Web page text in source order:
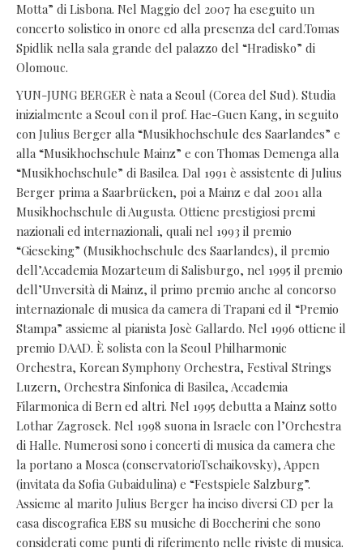
Motta” di Lisbona. Nel Maggio del 2007 ha eseguito un
concerto solistico in onore ed alla presenza del card.Tomas
Spidlik nella sala grande del palazzo del “Hradisko” di
Olomouc.
YUN-JUNG BERGER è nata a Seoul (Corea del Sud). Studia
inizialmente a Seoul con il prof. Hae-Guen Kang, in seguito
con Julius Berger alla “Musikhochschule des Saarlandes” e
alla “Musikhochschule Mainz” e con Thomas Demenga alla
“Musikhochschule” di Basilea. Dal 1991 è assistente di Julius
Berger prima a Saarbrücken, poi a Mainz e dal 2001 alla
Musikhochschule di Augusta. Ottiene prestigiosi premi
nazionali ed internazionali, quali nel 1993 il premio
“Gieseking” (Musikhochschule des Saarlandes), il premio
dell’Accademia Mozarteum di Salisburgo, nel 1995 il premio
dell’Unversità di Mainz, il primo premio anche al concorso
internazionale di musica da camera di Trapani ed il “Premio
Stampa” assieme al pianista Josè Gallardo. Nel 1996 ottiene il
premio DAAD. È solista con la Seoul Philharmonic
Orchestra, Korean Symphony Orchestra, Festival Strings
Luzern, Orchestra Sinfonica di Basilea, Accademia
Filarmonica di Bern ed altri. Nel 1995 debutta a Mainz sotto
Lothar Zagrosek. Nel 1998 suona in Israele con l’Orchestra
di Halle. Numerosi sono i concerti di musica da camera che
la portano a Mosca (conservatorioTschaikovsky), Appen
(invitata da Sofia Gubaidulina) e “Festspiele Salzburg”.
Assieme al marito Julius Berger ha inciso diversi CD per la
casa discografica EBS su musiche di Boccherini che sono
considerati come punti di riferimento nelle riviste di musica.